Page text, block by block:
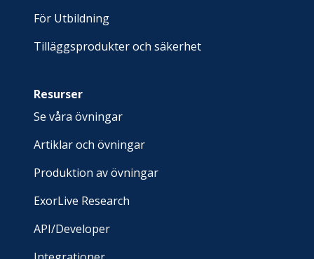
För Utbildning
Tilläggsprodukter och säkerhet
Resurser
Se våra övningar
Artiklar och övningar
Produktion av övningar
ExorLive Research
API/Developer